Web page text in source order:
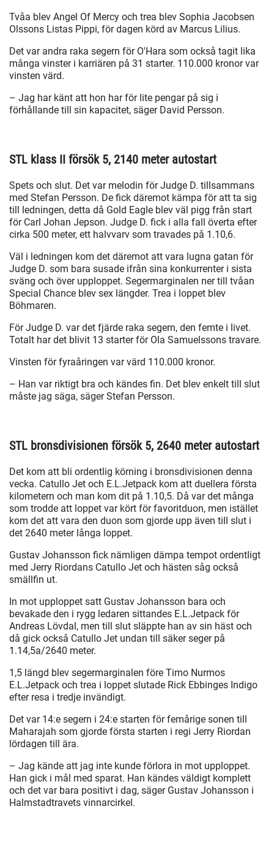
Tvåa blev Angel Of Mercy och trea blev Sophia Jacobsen
Olssons Listas Pippi, för dagen körd av Marcus Lilius.
Det var andra raka segern för O'Hara som också tagit lika
många vinster i karriären på 31 starter. 110.000 kronor var
vinsten värd.
– Jag har känt att hon har för lite pengar på sig i
förhållande till sin kapacitet, säger David Persson.
STL klass II försök 5, 2140 meter autostart
Spets och slut. Det var melodin för Judge D. tillsammans
med Stefan Persson. De fick däremot kämpa för att ta sig
till ledningen, detta då Gold Eagle blev väl pigg från start
för Carl Johan Jepson. Judge D. fick i alla fall överta efter
cirka 500 meter, ett halvvarv som travades på 1.10,6.
Väl i ledningen kom det däremot att vara lugna gatan för
Judge D. som bara susade ifrån sina konkurrenter i sista
sväng och över upploppet. Segermarginalen ner till tvåan
Special Chance blev sex längder. Trea i loppet blev
Böhmaren.
För Judge D. var det fjärde raka segern, den femte i livet.
Totalt har det blivit 13 starter för Ola Samuelssons travare.
Vinsten för fyraåringen var värd 110.000 kronor.
– Han var riktigt bra och kändes fin. Det blev enkelt till slut
måste jag säga, säger Stefan Persson.
STL bronsdivisionen försök 5, 2640 meter autostart
Det kom att bli ordentlig körning i bronsdivisionen denna
vecka. Catullo Jet och E.L.Jetpack kom att duellera första
kilometern och man kom dit på 1.10,5. Då var det många
som trodde att loppet var kört för favoritduon, men istället
kom det att vara den duon som gjorde upp även till slut i
det 2640 meter långa loppet.
Gustav Johansson fick nämligen dämpa tempot ordentligt
med Jerry Riordans Catullo Jet och hästen såg också
smällfin ut.
In mot upploppet satt Gustav Johansson bara och
bevakade den i rygg ledaren sittandes E.L.Jetpack för
Andreas Lövdal, men till slut släppte han av sin häst och
då gick också Catullo Jet undan till säker seger på
1.14,5a/2640 meter.
1,5 längd blev segermarginalen före Timo Nurmos
E.L.Jetpack och trea i loppet slutade Rick Ebbinges Indigo
efter resa i tredje invändigt.
Det var 14:e segern i 24:e starten för femårige sonen till
Maharajah som gjorde första starten i regi Jerry Riordan
lördagen till ära.
– Jag kände att jag inte kunde förlora in mot upploppet.
Han gick i mål med sparat. Han kändes väldigt komplett
och det var bara positivt i dag, säger Gustav Johansson i
Halmstadtravets vinnarcirkel.